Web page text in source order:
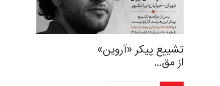
تشییع پیکر «آروین»
از مق…